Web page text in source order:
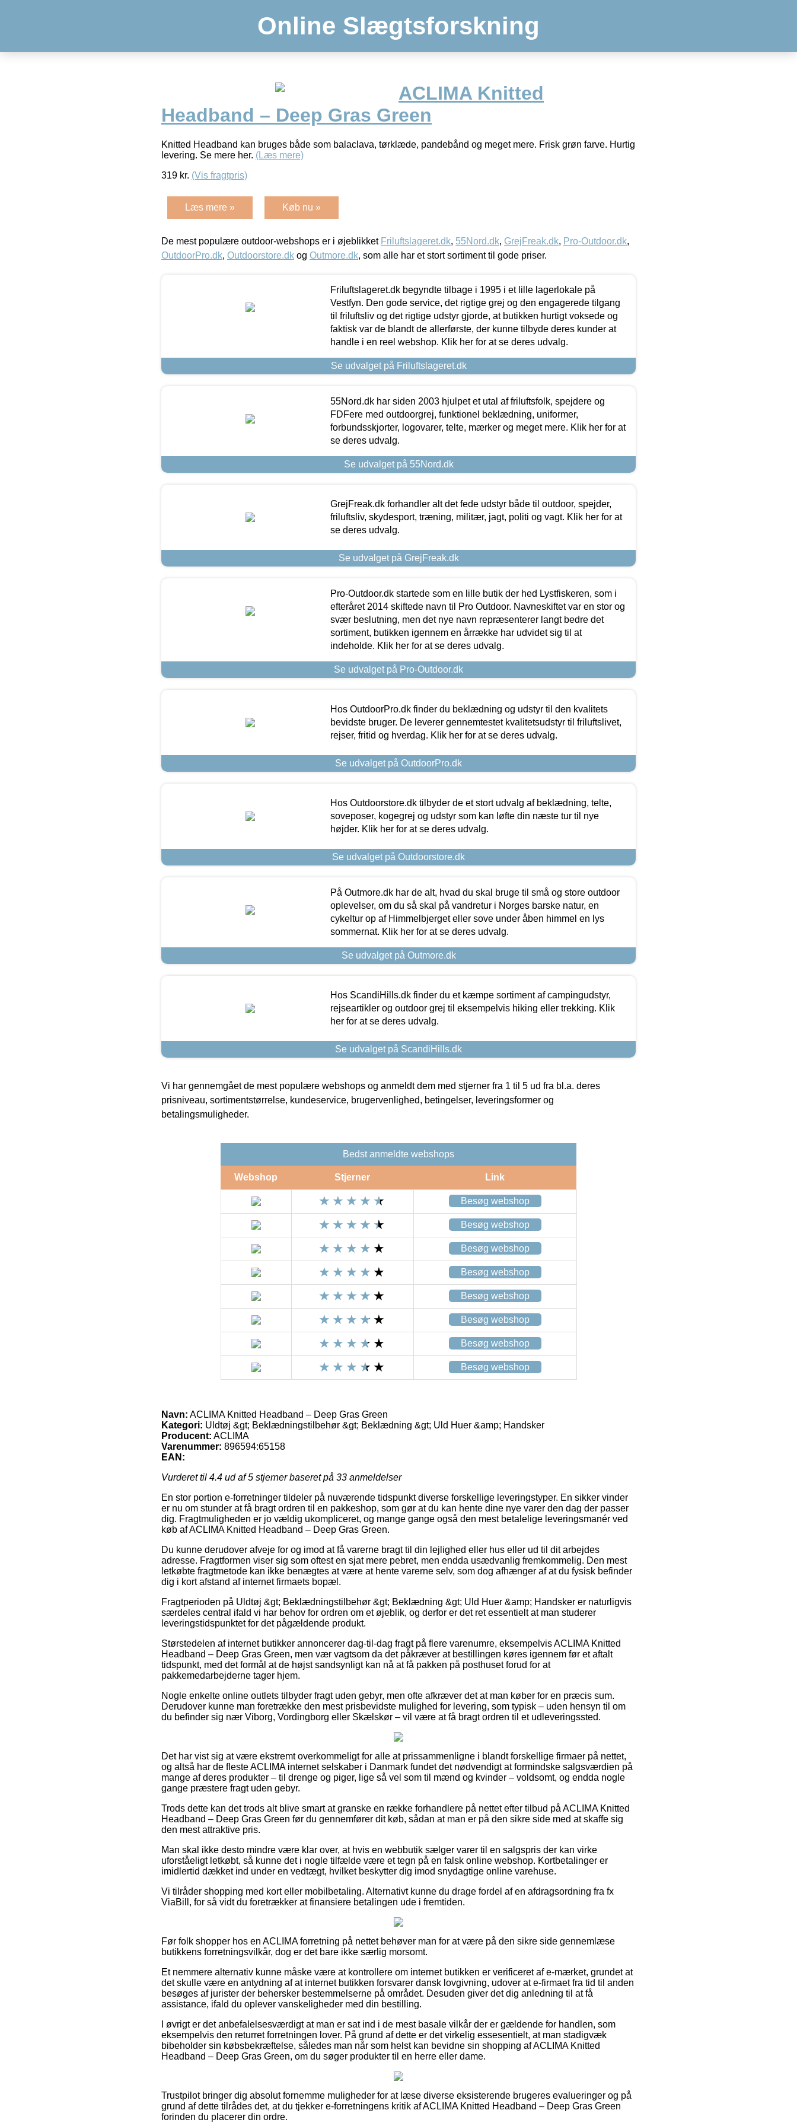
Online Slægtsforskning
ACLIMA Knitted
Headband – Deep Gras Green
Knitted Headband kan bruges både som balaclava, tørklæde, pandebånd og meget mere. Frisk grøn farve. Hurtig
levering. Se mere her. (Læs mere)
319 kr. (Vis fragtpris)
Læs mere » Køb nu »
De mest populære outdoor-webshops er i øjeblikket Friluftslageret.dk, 55Nord.dk, GrejFreak.dk, Pro-Outdoor.dk,
OutdoorPro.dk, Outdoorstore.dk og Outmore.dk, som alle har et stort sortiment til gode priser.
Friluftslageret.dk begyndte tilbage i 1995 i et lille lagerlokale på
Vestfyn. Den gode service, det rigtige grej og den engagerede tilgang
til friluftsliv og det rigtige udstyr gjorde, at butikken hurtigt voksede og
faktisk var de blandt de allerførste, der kunne tilbyde deres kunder at
handle i en reel webshop. Klik her for at se deres udvalg.
Se udvalget på Friluftslageret.dk
55Nord.dk har siden 2003 hjulpet et utal af friluftsfolk, spejdere og
FDFere med outdoorgrej, funktionel beklædning, uniformer,
forbundsskjorter, logovarer, telte, mærker og meget mere. Klik her for at
se deres udvalg.
Se udvalget på 55Nord.dk
GrejFreak.dk forhandler alt det fede udstyr både til outdoor, spejder,
friluftsliv, skydesport, træning, militær, jagt, politi og vagt. Klik her for at
se deres udvalg.
Se udvalget på GrejFreak.dk
Pro-Outdoor.dk startede som en lille butik der hed Lystfiskeren, som i
efteråret 2014 skiftede navn til Pro Outdoor. Navneskiftet var en stor og
svær beslutning, men det nye navn repræsenterer langt bedre det
sortiment, butikken igennem en årrække har udvidet sig til at
indeholde. Klik her for at se deres udvalg.
Se udvalget på Pro-Outdoor.dk
Hos OutdoorPro.dk finder du beklædning og udstyr til den kvalitets
bevidste bruger. De leverer gennemtestet kvalitetsudstyr til friluftslivet,
rejser, fritid og hverdag. Klik her for at se deres udvalg.
Se udvalget på OutdoorPro.dk
Hos Outdoorstore.dk tilbyder de et stort udvalg af beklædning, telte,
soveposer, kogegrej og udstyr som kan løfte din næste tur til nye
højder. Klik her for at se deres udvalg.
Se udvalget på Outdoorstore.dk
På Outmore.dk har de alt, hvad du skal bruge til små og store outdoor
oplevelser, om du så skal på vandretur i Norges barske natur, en
cykeltur op af Himmelbjerget eller sove under åben himmel en lys
sommernat. Klik her for at se deres udvalg.
Se udvalget på Outmore.dk
Hos ScandiHills.dk finder du et kæmpe sortiment af campingudstyr,
rejseartikler og outdoor grej til eksempelvis hiking eller trekking. Klik
her for at se deres udvalg.
Se udvalget på ScandiHills.dk
Vi har gennemgået de mest populære webshops og anmeldt dem med stjerner fra 1 til 5 ud fra bl.a. deres
prisniveau, sortimentstørrelse, kundeservice, brugervenlighed, betingelser, leveringsformer og
betalingsmuligheder.
Bedst anmeldte webshops
Webshop Stjerner Link
Besøg webshop
Besøg webshop
Besøg webshop
Besøg webshop
Besøg webshop
Besøg webshop
Besøg webshop
Besøg webshop
Navn: ACLIMA Knitted Headband – Deep Gras Green
Kategori: Uldtøj &gt; Beklædningstilbehør &gt; Beklædning &gt; Uld Huer &amp; Handsker
Producent: ACLIMA
Varenummer: 896594:65158
EAN:
Vurderet til 4.4 ud af 5 stjerner baseret på 33 anmeldelser
En stor portion e-forretninger tildeler på nuværende tidspunkt diverse forskellige leveringstyper. En sikker vinder
er nu om stunder at få bragt ordren til en pakkeshop, som gør at du kan hente dine nye varer den dag der passer
dig. Fragtmuligheden er jo vældig ukompliceret, og mange gange også den mest betalelige leveringsmanér ved
køb af ACLIMA Knitted Headband – Deep Gras Green.
Du kunne derudover afveje for og imod at få varerne bragt til din lejlighed eller hus eller ud til dit arbejdes
adresse. Fragtformen viser sig som oftest en sjat mere pebret, men endda usædvanlig fremkommelig. Den mest
letkøbte fragtmetode kan ikke benægtes at være at hente varerne selv, som dog afhænger af at du fysisk befinder
dig i kort afstand af internet firmaets bopæl.
Fragtperioden på Uldtøj &gt; Beklædningstilbehør &gt; Beklædning &gt; Uld Huer &amp; Handsker er naturligvis
særdeles central ifald vi har behov for ordren om et øjeblik, og derfor er det ret essentielt at man studerer
leveringstidspunktet for det pågældende produkt.
Størstedelen af internet butikker annoncerer dag-til-dag fragt på flere varenumre, eksempelvis ACLIMA Knitted
Headband – Deep Gras Green, men vær vagtsom da det påkræver at bestillingen køres igennem før et aftalt
tidspunkt, med det formål at de højst sandsynligt kan nå at få pakken på posthuset forud for at
pakkemedarbejderne tager hjem.
Nogle enkelte online outlets tilbyder fragt uden gebyr, men ofte afkræver det at man køber for en præcis sum.
Derudover kunne man foretrække den mest prisbevidste mulighed for levering, som typisk – uden hensyn til om
du befinder sig nær Viborg, Vordingborg eller Skælskør – vil være at få bragt ordren til et udleveringssted.
Det har vist sig at være ekstremt overkommeligt for alle at prissammenligne i blandt forskellige firmaer på nettet,
og altså har de fleste ACLIMA internet selskaber i Danmark fundet det nødvendigt at formindske salgsværdien på
mange af deres produkter – til drenge og piger, lige så vel som til mænd og kvinder – voldsomt, og endda nogle
gange præstere fragt uden gebyr.
Trods dette kan det trods alt blive smart at granske en række forhandlere på nettet efter tilbud på ACLIMA Knitted
Headband – Deep Gras Green før du gennemfører dit køb, sådan at man er på den sikre side med at skaffe sig
den mest attraktive pris.
Man skal ikke desto mindre være klar over, at hvis en webbutik sælger varer til en salgspris der kan virke
uforståeligt letkøbt, så kunne det i nogle tilfælde være et tegn på en falsk online webshop. Kortbetalinger er
imidlertid dækket ind under en vedtægt, hvilket beskytter dig imod snydagtige online varehuse.
Vi tilråder shopping med kort eller mobilbetaling. Alternativt kunne du drage fordel af en afdragsordning fra fx
ViaBill, for så vidt du foretrækker at finansiere betalingen ude i fremtiden.
Før folk shopper hos en ACLIMA forretning på nettet behøver man for at være på den sikre side gennemlæse
butikkens forretningsvilkår, dog er det bare ikke særlig morsomt.
Et nemmere alternativ kunne måske være at kontrollere om internet butikken er verificeret af e-mærket, grundet at
det skulle være en antydning af at internet butikken forsvarer dansk lovgivning, udover at e-firmaet fra tid til anden
besøges af jurister der behersker bestemmelserne på området. Desuden giver det dig anledning til at få
assistance, ifald du oplever vanskeligheder med din bestilling.
I øvrigt er det anbefalelsesværdigt at man er sat ind i de mest basale vilkår der er gældende for handlen, som
eksempelvis den returret forretningen lover. På grund af dette er det virkelig essesentielt, at man stadigvæk
bibeholder sin købsbekræftelse, således man når som helst kan bevidne sin shopping af ACLIMA Knitted
Headband – Deep Gras Green, om du søger produkter til en herre eller dame.
Trustpilot bringer dig absolut fornemme muligheder for at læse diverse eksisterende brugeres evalueringer og på
grund af dette tilrådes det, at du tjekker e-forretningens kritik af ACLIMA Knitted Headband – Deep Gras Green
forinden du placerer din ordre.